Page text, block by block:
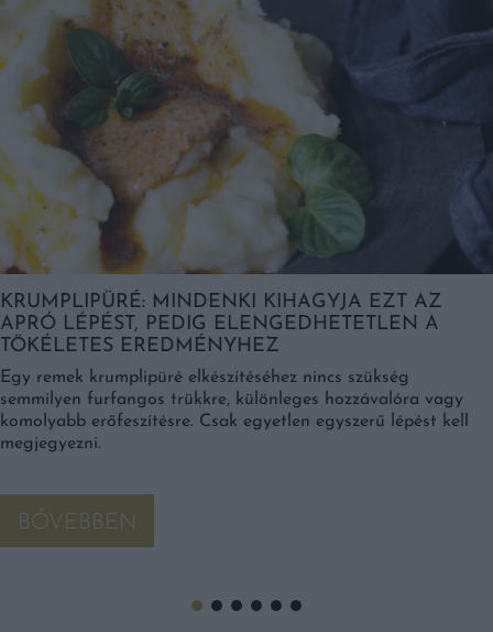
KRUMPLIPÜRÉ: MINDENKI KIHAGYJA EZT AZ
APRÓ LÉPÉST, PEDIG ELENGEDHETETLEN A
TÖKÉLETES EREDMÉNYHEZ
Egy remek krumplipüré elkészítéséhez nincs szükség
semmilyen furfangos trükkre, különleges hozzávalóra vagy
komolyabb erőfeszítésre. Csak egyetlen egyszerű lépést kell
megjegyezni.
BŐVEBBEN